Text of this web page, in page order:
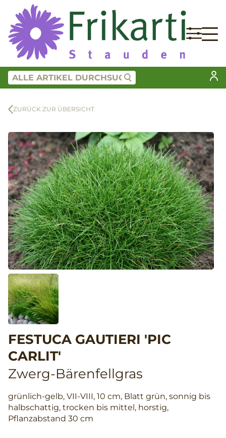
ZURÜCK ZUR ÜBERSICHT
FESTUCA GAUTIERI 'PIC
CARLIT'
Zwerg-Bärenfellgras
grünlich-gelb, VII-VIII, 10 cm, Blatt grün, sonnig bis
halbschattig, trocken bis mittel, horstig,
Pflanzabstand 30 cm